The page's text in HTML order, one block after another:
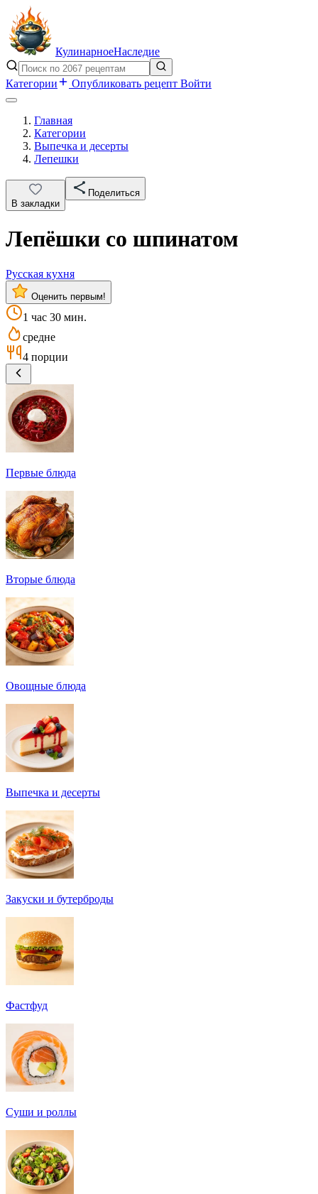
КулинарноеНаследие
Категории Опубликовать рецепт Войти
Главная
Категории
Выпечка и десерты
Лепешки
В закладки
Поделиться
Лепёшки со шпинатом
Русская кухня
Оценить первым!
1 час 30 мин.
средне
4 порции
Первые блюда
Вторые блюда
Овощные блюда
Выпечка и десерты
Закуски и бутерброды
Фастфуд
Суши и роллы